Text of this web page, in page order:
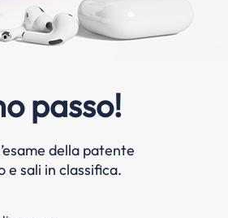
passo!
della patente
sali in classifica.